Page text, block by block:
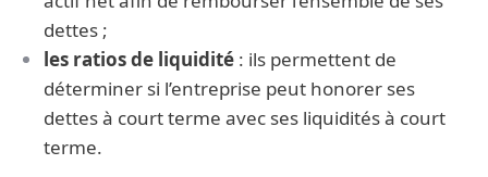
dettes ;
les ratios de liquidité : ils permettent de
déterminer si l’entreprise peut honorer ses
dettes à court terme avec ses liquidités à court
terme.